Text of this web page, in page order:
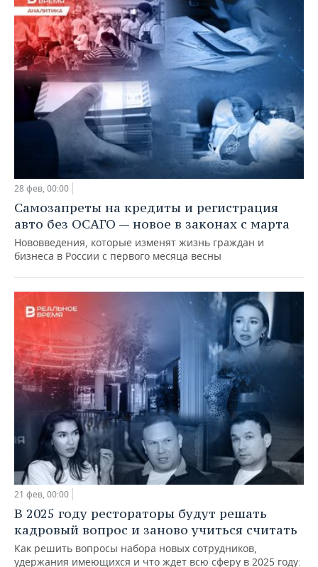
28 фев, 00:00
Самозапреты на кредиты и регистрация
авто без ОСАГО — новое в законах с марта
Нововведения, которые изменят жизнь граждан и
бизнеса в России с первого месяца весны
21 фев, 00:00
В 2025 году рестораторы будут решать
кадровый вопрос и заново учиться считать
Как решить вопросы набора новых сотрудников,
удержания имеющихся и что ждет всю сферу в 2025 году: